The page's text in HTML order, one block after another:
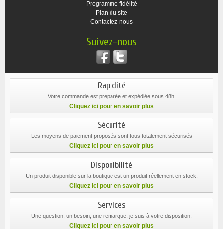
Programme fidélité
Plan du site
Contactez-nous
Suivez-nous
Rapidité
Votre commande est preparée et expédiée sous 48h.
Cliquez ici pour en savoir plus
Sécurité
Les moyens de paiement proposés sont tous totalement sécurisés
Cliquez ici pour en savoir plus
Disponibilité
Un produit disponible sur la boutique est un produit réellement en stock.
Cliquez ici pour en savoir plus
Services
Une question, un besoin, une remarque, je suis à votre disposition.
Cliquez ici pour en savoir plus